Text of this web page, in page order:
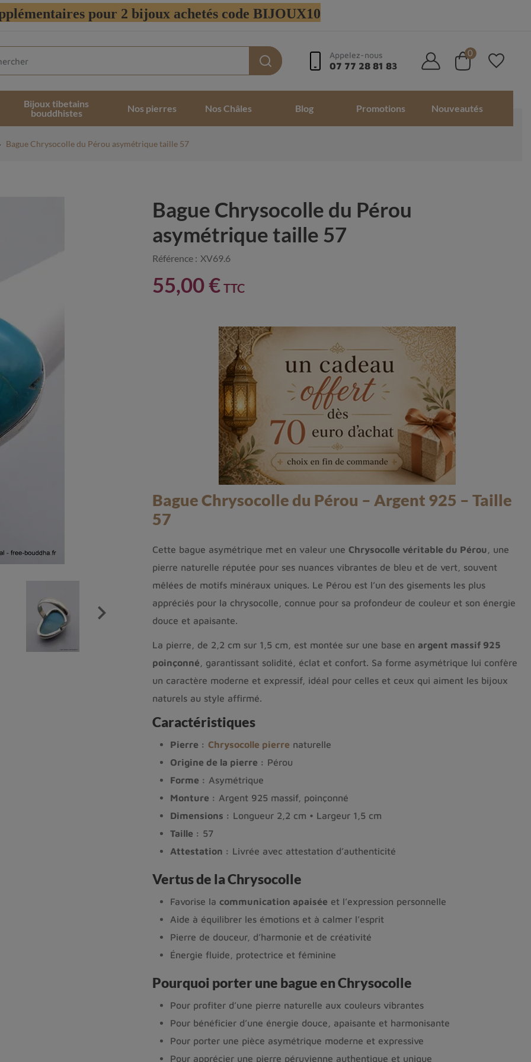
pour 2 bijoux achetés code BIJOUX10
Appelez-nous
07 77 28 81 83
0
Bijoux tibetains
bouddhistes
Nos pierres Nos Châles Blog Promotions Nouveautés
Bague Chrysocolle du Pérou asymétrique taille 57

Bague Chrysocolle du Pérou
asymétrique taille 57
Référence : XV69.6
55,00 € TTC
Bague Chrysocolle du Pérou – Argent 925 – Taille
57
Cette bague asymétrique met en valeur une Chrysocolle véritable du Pérou , une
pierre naturelle réputée pour ses nuances vibrantes de bleu et de vert, souvent
mêlées de motifs minéraux uniques. Le Pérou est l’un des gisements les plus
appréciés pour la chrysocolle, connue pour sa profondeur de couleur et son énergie
douce et apaisante.
La pierre, de 2,2 cm sur 1,5 cm, est montée sur une base en argent massif 925
poinçonné , garantissant solidité, éclat et confort. Sa forme asymétrique lui confère
un caractère moderne et expressif, idéal pour celles et ceux qui aiment les bijoux
naturels au style affirmé.
Caractéristiques
Pierre : Chrysocolle pierre naturelle
Origine de la pierre : Pérou
Forme : Asymétrique
Monture : Argent 925 massif, poinçonné
Dimensions : Longueur 2,2 cm • Largeur 1,5 cm
Taille : 57
Attestation : Livrée avec attestation d’authenticité
Vertus de la Chrysocolle
Favorise la communication apaisée et l’expression personnelle
Aide à équilibrer les émotions et à calmer l’esprit
Pierre de douceur, d’harmonie et de créativité
Énergie fluide, protectrice et féminine
Pourquoi porter une bague en Chrysocolle
Pour profiter d’une pierre naturelle aux couleurs vibrantes
Pour bénéficier d’une énergie douce, apaisante et harmonisante
Pour porter une pièce asymétrique moderne et expressive
Pour apprécier une pierre péruvienne authentique et unique